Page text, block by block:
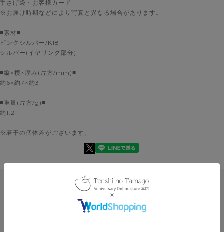
た。
手さげ袋・お客様カード
※お届け時期などにより写真と異なる場合があります。
■素材■
ピンクシルバー/K18
シルバー(イヤリング部分)
■縦×横×厚み(片方/mm)■
約6×約7×約3
■重量(片方/g)■
約1.2
※若干の個体差がございます。
人気商品